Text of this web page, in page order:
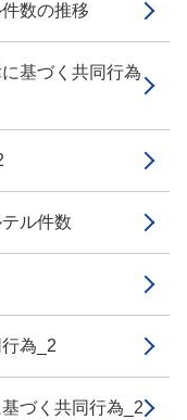
数の推移
基づく共同行為
ル件数
為_2
づく共同行為_2